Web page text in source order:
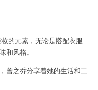
的元素，无论是搭配衣服
和风格。
之乔分享着她的生活和工